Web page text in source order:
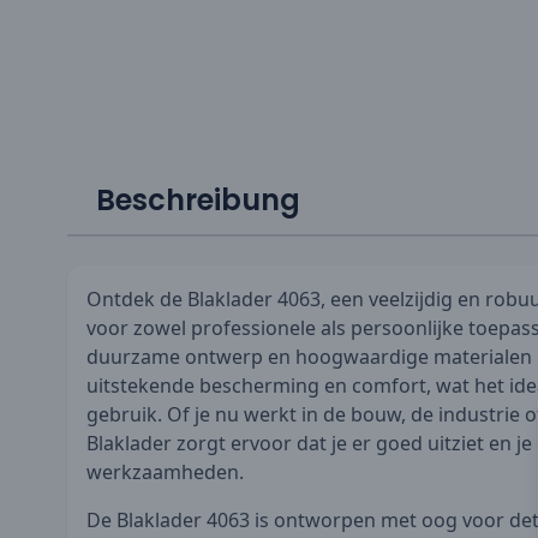
Beschreibung
Ontdek de Blaklader 4063, een veelzijdig en
voor zowel professionele als persoonlijke
duurzame ontwerp en hoogwaardige materialen
uitstekende bescherming en comfort, wat het
gebruik. Of je nu werkt in de bouw, de industrie
Blaklader zorgt ervoor dat je er goed uitziet en
werkzaamheden.
De Blaklader 4063 is ontworpen met oog voor